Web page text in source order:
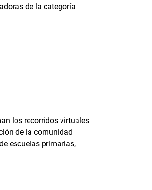
de la categoría
los recorridos virtuales
de la comunidad
escuelas primarias,